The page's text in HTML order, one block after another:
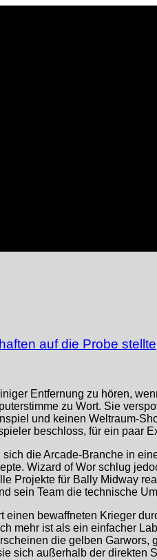
auf die Probe stellte
Entfernung zu hören,
zu Wort. Sie
und keinen Weltraum-
beschloss, für ein paar
die Arcade-Branche in
Wizard of Wor schlug
Projekte für Bally Midway
sein Team die technische
bewaffneten Krieger
mehr ist als ein einfacher
die gelben
sich außerhalb der direkten